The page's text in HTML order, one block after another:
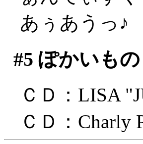
あぅあうっ♪
#5 ぽかいも
ＣＤ：LISA
ＣＤ：Charly